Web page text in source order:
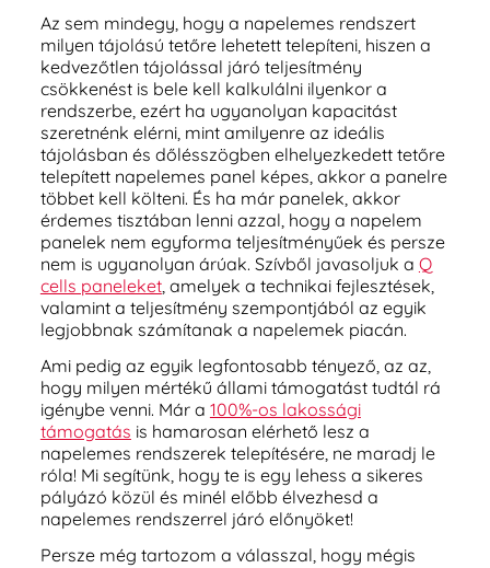
Az sem mindegy, hogy a napelemes rendszert
milyen tájolású tetőre lehetett telepíteni, hiszen a
kedvezőtlen tájolással járó teljesítmény
csökkenést is bele kell kalkulálni ilyenkor a
rendszerbe, ezért ha ugyanolyan kapacitást
szeretnénk elérni, mint amilyenre az ideális
tájolásban és dőlésszögben elhelyezkedett tetőre
telepített napelemes panel képes, akkor a panelre
többet kell költeni. És ha már panelek, akkor
érdemes tisztában lenni azzal, hogy a napelem
panelek nem egyforma teljesítményűek és persze
nem is ugyanolyan árúak. Szívből javasoljuk a Q
cells paneleket, amelyek a technikai fejlesztések,
valamint a teljesítmény szempontjából az egyik
legjobbnak számítanak a napelemek piacán.
Ami pedig az egyik legfontosabb tényező, az az,
hogy milyen mértékű állami támogatást tudtál rá
igénybe venni. Már a 100%-os lakossági
támogatás is hamarosan elérhető lesz a
napelemes rendszerek telepítésére, ne maradj le
róla! Mi segítünk, hogy te is egy lehess a sikeres
pályázó közül és minél előbb élvezhesd a
napelemes rendszerrel járó előnyöket!
Persze még tartozom a válasszal, hogy mégis